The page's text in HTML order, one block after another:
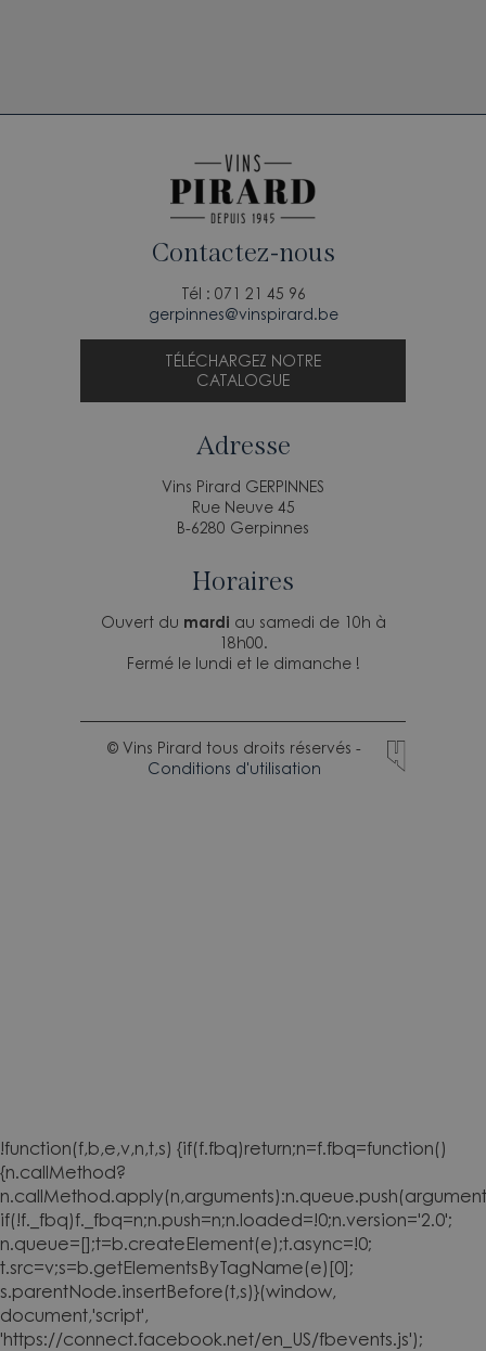
Contactez-nous
Tél : 071 21 45 96
gerpinnes@vinspirard.be
TÉLÉCHARGEZ NOTRE
CATALOGUE
Adresse
Vins Pirard GERPINNES
Rue Neuve 45
B-6280 Gerpinnes
Horaires
Ouvert du mardi au samedi de 10h à
18h00.
Fermé le lundi et le dimanche !
© Vins Pirard tous droits réservés -
Conditions d'utilisation
!function(f,b,e,v,n,t,s) {if(f.fbq)return;n=f.fbq=function()
{n.callMethod?
if(!f._fbq)f._fbq=n;n.push=n;n.loaded=!0;n.version='2.0';
n.queue=[];t=b.createElement(e);t.async=!0;
t.src=v;s=b.getElementsByTagName(e)[0];
s.parentNode.insertBefore(t,s)}(window,
document,'script',
'https://connect.facebook.net/en_US/fbevents.js');